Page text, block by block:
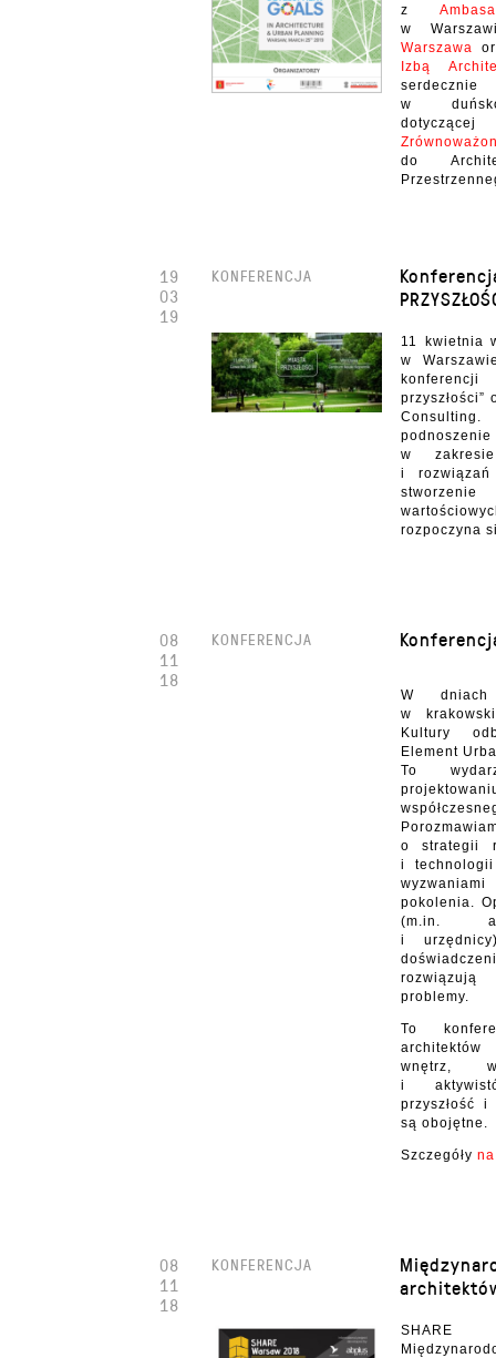
z
w
Warszawa
Izbą
w
do
KONFERENCJA
11 kwietnia
w
przyszłości”
w
i
stworzenie
rozpoczyna
19
03
19
KONFERENCJA
W
w
Kultury
Element
To
o strategii
i
pokolenia.
(m.in.
i
problemy.
To
architektów
wnętrz,
i
przyszłość
są obojętne.
Szczegóły
08
11
18
architektów
KONFERENCJA
08
11
18